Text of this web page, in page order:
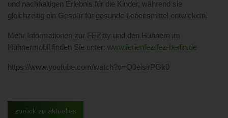
und nachhaltigen Erlebnis für die Kinder, während sie
gleichzeitig ein Gespür für gesunde Lebensmittel entwickeln.
Mehr Informationen zur FEZitty und den Hühnern im
Hühnermobil finden Sie unter: www.ferienfez.fez-berlin.de
https://www.youtube.com/watch?v=Q0eisirPGk0
zurück zu aktuelles